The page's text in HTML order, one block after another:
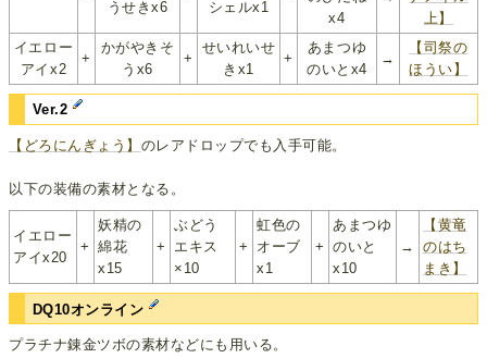
うせきx6
シェルx1
x4
上】
イエロー
アイx2
+
かがやきそ
うx6
+
せいれいせ
きx1
+
あまつゆ
のいとx4
→
【司祭の
ほうい】
Ver.2
【どろにんぎょう】 のレアドロップでも入手可能。
以下の装備の素材となる。
イエロー
アイx20
+
妖精の
綿花
x15
+
ぶどう
エキス
×10
+
虹色の
オーブ
x1
+
あまつゆ
のいと
x10
→
【黄竜
のはち
まき】
DQ10オンライン
プラチナ錬金ツボの素材などにも用いる。